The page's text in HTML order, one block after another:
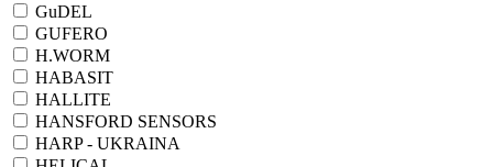
GuDEL
GUFERO
H.WORM
HABASIT
HALLITE
HANSFORD SENSORS
HARP - UKRAINA